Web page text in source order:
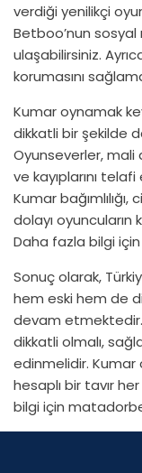
verdiği yenilikçi
Betboo’nun
ulaşabilirsiniz.
korumasını
Kumar oynamak
dikkatli bir şekilde
Oyunseverler, mali
ve kayıplarını
Kumar
dolayı
Daha fazla bilgi için
Sonuç olarak,
hem eski hem de
devam
dikkatli olmalı,
edinmelidir.
hesaplı bir tavır
bilgi için